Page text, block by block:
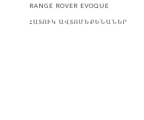
RANGE ROVER EVOQUE
ՀԱՏՈՒԿ ԱՎՏՈՄԵՔԵՆԱՆԵՐ